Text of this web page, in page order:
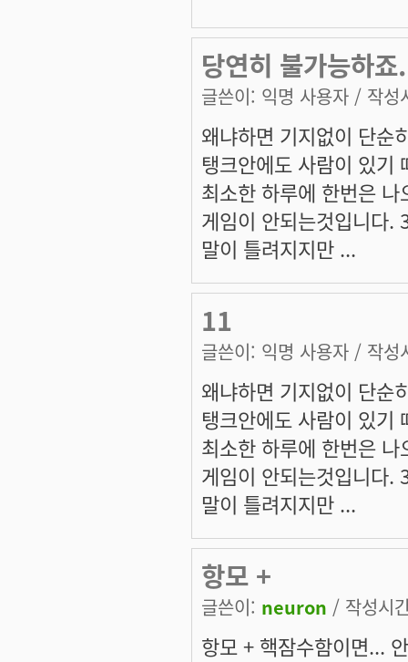
당연히 불가능하죠.
글쓴이: 익명 사용자 / 작성
왜냐하면 기지없이 단순
탱크안에도 사람이 있기
최소한 하루에 한번은
게임이 안되는것입니다.
말이 틀려지지만 ...
11
글쓴이: 익명 사용자 / 작성
왜냐하면 기지없이 단순
탱크안에도 사람이 있기
최소한 하루에 한번은
게임이 안되는것입니다.
말이 틀려지지만 ...
항모 +
글쓴이: neuron / 작성시
항모 + 핵잠수함이면...